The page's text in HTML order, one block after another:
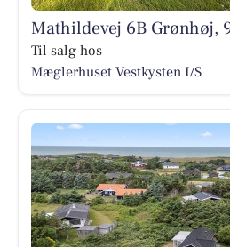
Mathildevej 6B Grønhøj,
Til salg hos
Mæglerhuset Vestkysten I/S